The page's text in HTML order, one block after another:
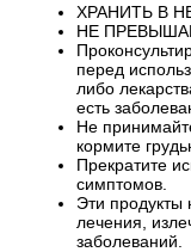
ХРАНИТЬ В
НЕ
перед
либо
есть
Не
кормите
Прекратите
симптомов.
Эти продукты
лечения,
заболеваний.